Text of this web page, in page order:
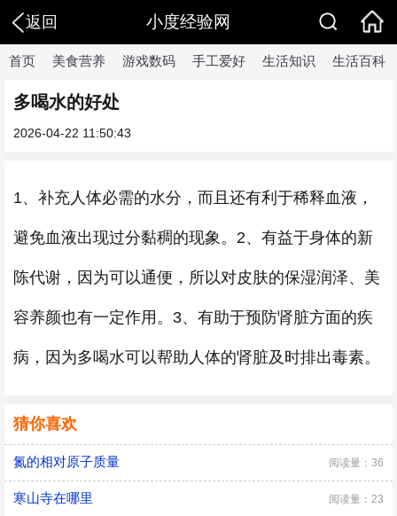
返回 小度经验网
首页 美食营养 游戏数码 手工爱好 生活知识 生活百科
多喝水的好处
2026-04-22 11:50:43
1、补充人体必需的水分，而且还有利于稀释血液，
避免血液出现过分黏稠的现象。2、有益于身体的新
陈代谢，因为可以通便，所以对皮肤的保湿润泽、美
容养颜也有一定作用。3、有助于预防肾脏方面的疾
病，因为多喝水可以帮助人体的肾脏及时排出毒素。
猜你喜欢
氮的相对原子质量 阅读量：36
寒山寺在哪里 阅读量：23